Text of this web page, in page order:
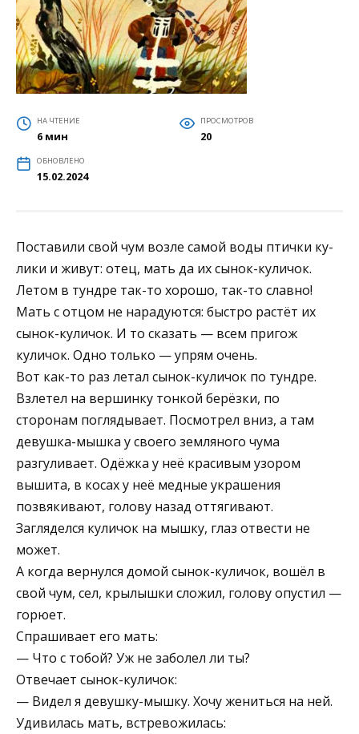
НА ЧТЕНИЕ
6 мин
ПРОСМОТРОВ
20
ОБНОВЛЕНО
15.02.2024
Поставили свой чум возле самой воды птички ку­
лики и живут: отец, мать да их сынок-куличок.
Летом в тундре так-то хорошо, так-то славно!
Мать с отцом не нарадуются: быстро растёт их
сынок-куличок. И то сказать — всем пригож
куличок. Одно только — упрям очень.
Вот как-то раз летал сынок-куличок по тундре.
Взле­тел на вершинку тонкой берёзки, по
сторонам погляды­вает. Посмотрел вниз, а там
девушка-мышка у своего земляного чума
разгуливает. Одёжка у неё красивым узором
вышита, в косах у неё медные украшения
позвякивают, голову назад оттягивают.
Загляделся куличок на мышку, глаз отвести не
может.
А когда вернулся домой сынок-куличок, вошёл в
свой чум, сел, крылышки сложил, голову опустил —
горюет.
Спрашивает его мать:
— Что с тобой? Уж не заболел ли ты?
Отвечает сынок-куличок:
— Видел я девушку-мышку. Хочу жениться на ней.
Удивилась мать, встревожилась: